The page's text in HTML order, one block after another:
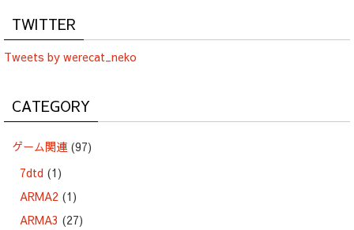
TWITTER
Tweets by werecat_neko
CATEGORY
ゲーム関連 (97)
7dtd (1)
ARMA2 (1)
ARMA3 (27)